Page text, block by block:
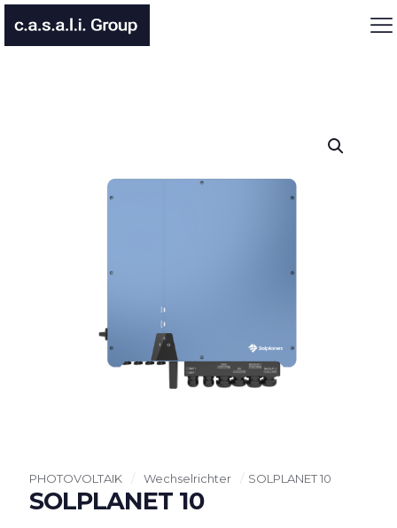
PHOTOVOLTAIK / Wechselrichter / SOLPLANET 10
SOLPLANET 10